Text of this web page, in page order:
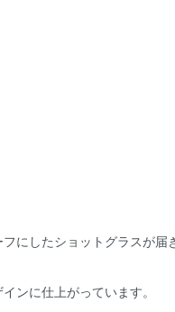
にしたショットグラスが届
ンに仕上がっています。